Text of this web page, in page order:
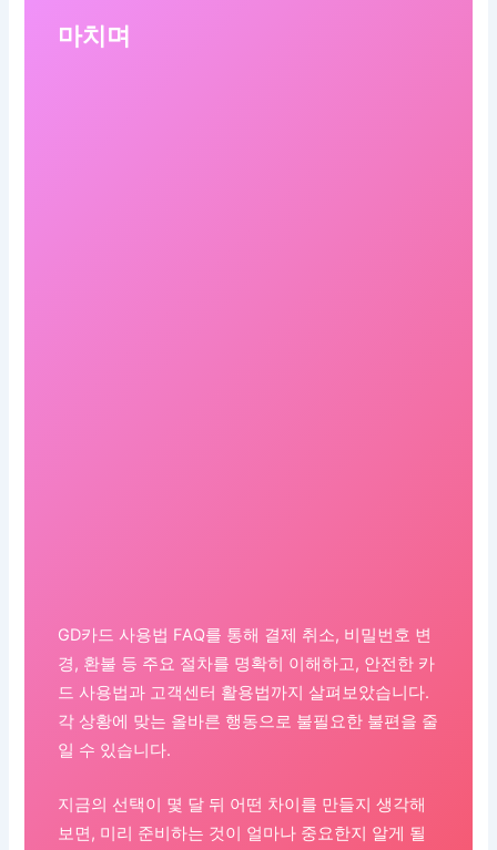
마치며
GD카드 사용법 FAQ를 통해 결제 취소, 비밀번호 변
경, 환불 등 주요 절차를 명확히 이해하고, 안전한 카
드 사용법과 고객센터 활용법까지 살펴보았습니다.
각 상황에 맞는 올바른 행동으로 불필요한 불편을 줄
일 수 있습니다.
지금의 선택이 몇 달 뒤 어떤 차이를 만들지 생각해
보면, 미리 준비하는 것이 얼마나 중요한지 알게 될